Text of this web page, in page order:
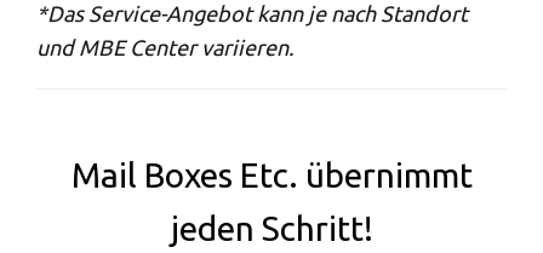
*Das Service-Angebot kann je nach Standort
und MBE Center variieren.
Mail Boxes Etc. übernimmt
jeden Schritt!